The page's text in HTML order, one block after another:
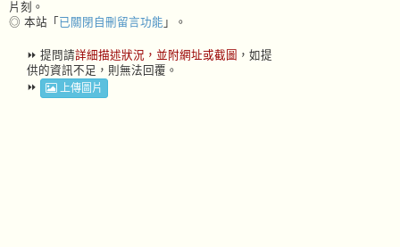
片刻。
◎ 本站「 已關閉自刪留言功能 」。
⏩ 提問請詳細描述狀況，並附網址或截圖 ，如提
供的資訊不足，則無法回覆。
⏩
上傳圖片